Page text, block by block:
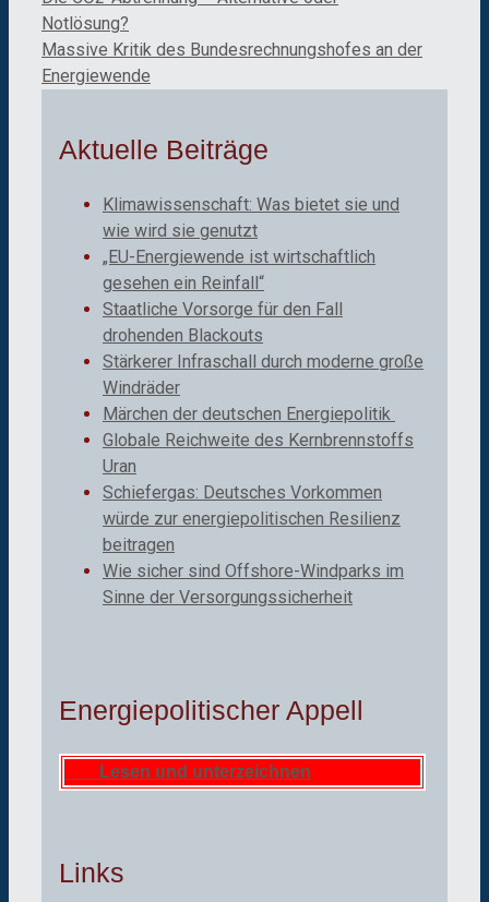
Notlösung?
Massive Kritik des Bundesrechnungshofes an der
Energiewende
Aktuelle Beiträge
Klimawissenschaft: Was bietet sie und
wie wird sie genutzt
„EU-Energiewende ist wirtschaftlich
gesehen ein Reinfall“
Staatliche Vorsorge für den Fall
drohenden Blackouts
Stärkerer Infraschall durch moderne große
Windräder
Märchen der deutschen Energiepolitik
Globale Reichweite des Kernbrennstoffs
Uran
Schiefergas: Deutsches Vorkommen
würde zur energiepolitischen Resilienz
beitragen
Wie sicher sind Offshore-Windparks im
Sinne der Versorgungssicherheit
Energiepolitischer Appell
Lesen und unterzeichnen
Links